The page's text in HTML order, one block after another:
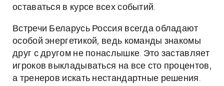
оставаться в курсе всех событий.
Встречи Беларусь Россия всегда обладают
особой энергетикой, ведь команды знакомы
друг с другом не понаслышке. Это заставляет
игроков выкладываться на все сто процентов,
а тренеров искать нестандартные решения.